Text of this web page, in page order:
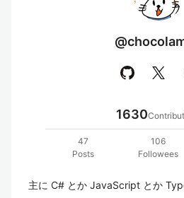
1630
47
Posts
106
Followees
主に C# とか JavaScript とか